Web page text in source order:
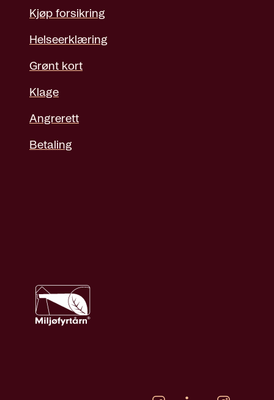
Kjøp forsikring
Helseerklæring
Grønt kort
Klage
Angrerett
Betaling